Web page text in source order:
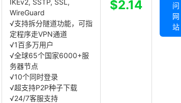
IKEv2, SSTP, SSL,
WireGuard
√支持拆分隧道功能，可指
定程序走VPN通道
√1百多万用户
√全球65个国家6000+服
务器节点
√10个同时登录
√超支持P2P种子下载
√24/7客服支持
$2.14
问
网
站